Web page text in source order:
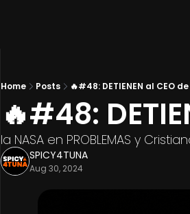
Home Posts 🔥#48: DETIENEN al CEO de
🔥#48:
la NASA en PROBLEMAS y
SPICY4TUNA
Aug 30, 2024